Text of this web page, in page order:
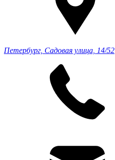
Петербург, Садовая улица, 14/52